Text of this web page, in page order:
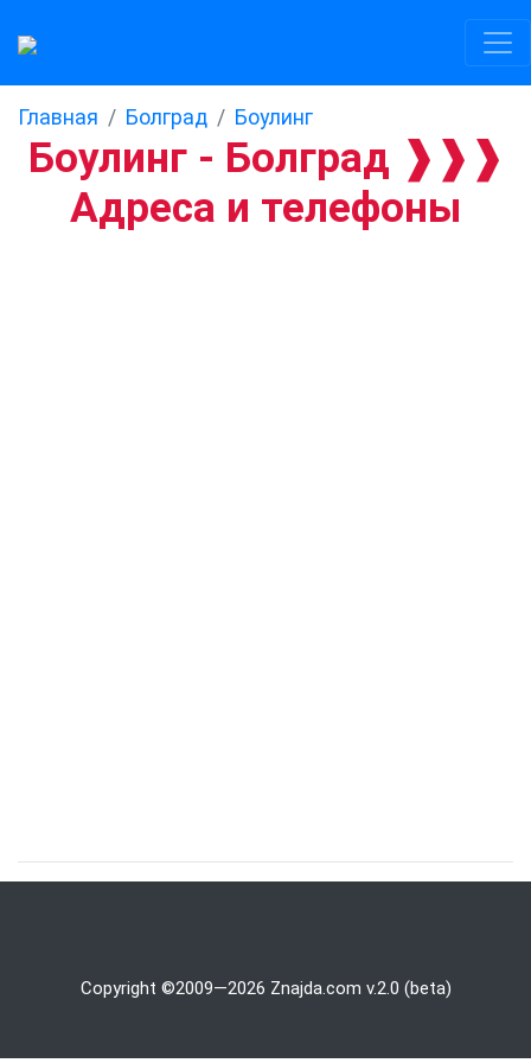
Главная Болград Боулинг
Боулинг - Болград ❱❱❱
Адреса и телефоны
Copyright ©2009—2026 Znajda.com v.2.0 (beta)